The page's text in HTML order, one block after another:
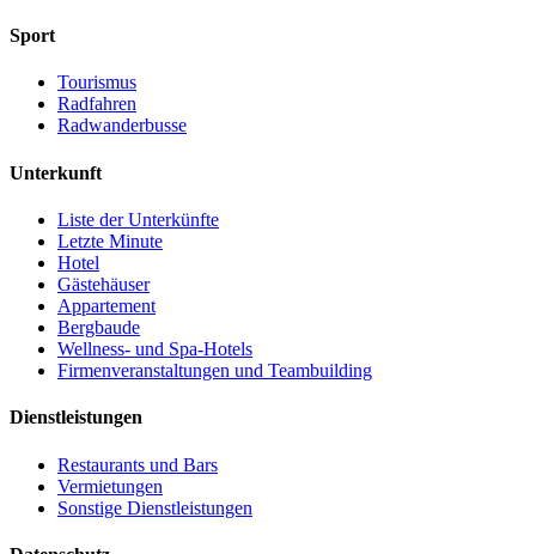
Sport
Tourismus
Radfahren
Radwanderbusse
Unterkunft
Liste der Unterkünfte
Letzte Minute
Hotel
Gästehäuser
Appartement
Bergbaude
Wellness- und Spa-Hotels
Firmenveranstaltungen und Teambuilding
Dienstleistungen
Restaurants und Bars
Vermietungen
Sonstige Dienstleistungen